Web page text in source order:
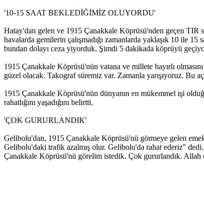
'10-15 SAAT BEKLEDİĞİMİZ OLUYORDU'
Hatay'dan gelen ve 1915 Çanakkale Köprüsü'nden geçen TIR
havalarda gemilerin çalışmadığı zamanlarda yaklaşık 10 ile
bundan dolayı ceza yiyorduk. Şimdi 5 dakikada köprüyü
1915 Çanakkale Köprüsü'nün vatana ve millete hayırlı
güzel olacak. Takograf süremiz var. Zamanla yarışıyoruz. Bu
1915 Çanakkale Köprüsü'nün dünyanın en mükemmel işi
rahatlığını yaşadığını belirtti.
'ÇOK GURURLANDIK'
Gelibolu'dan, 1915 Çanakkale Köprüsü'nü görmeye gelen
Gelibolu'daki trafik azalmış olur. Gelibolu'da rahat ederiz"
Çanakkale Köprüsü'nü görelim istedik. Çok gururlandık.